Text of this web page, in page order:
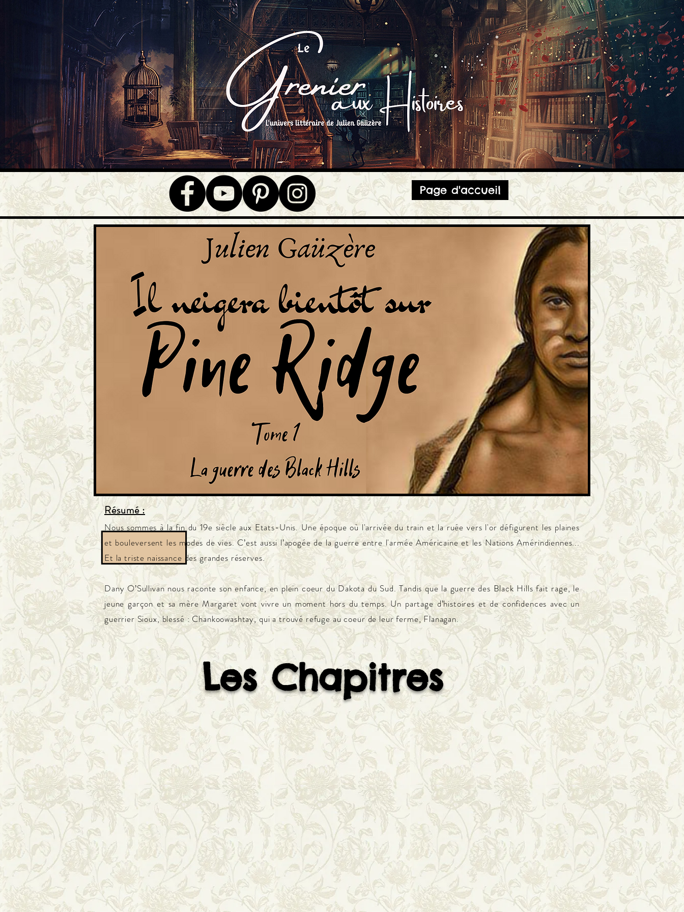
Page d'accueil
Résumé :
Nous sommes à la fin du 19e siècle aux Etats-Unis. Une époque où l'arrivée du train et la ruée vers l'or défigurent les plaines
et bouleversent les modes de vies. C’est aussi l’apogée de la guerre entre l'armée Américaine et les Nations Amérindiennes...
Et la triste naissance des grandes réserves.
Dany O’Sullivan nous raconte son enfance, en plein coeur du Dakota du Sud. Tandis que la guerre des Black Hills fait rage, le
jeune garçon et sa mère Margaret vont vivre un moment hors du temps. Un partage d’histoires et de confidences avec un
guerrier Sioux, blessé : Chankoowashtay, qui a trouvé refuge au coeur de leur ferme, Flanagan.
Les Chapitres